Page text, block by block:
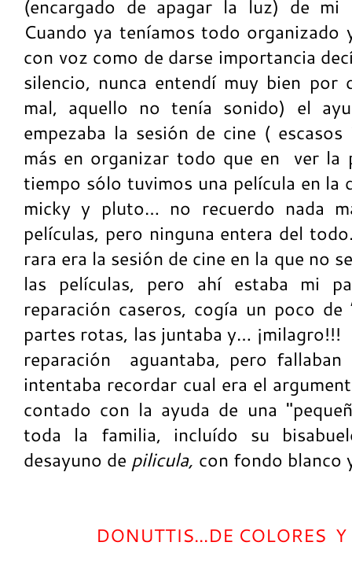
(encargado de apagar la luz) de mi
Cuando ya teníamos todo organizado
con voz como de darse importancia
silencio, nunca entendí muy bien por
mal, aquello no tenía sonido) el
empezaba la sesión de cine (
más en organizar todo que en ver la
tiempo sólo tuvimos una película en la
micky y pluto… no recuerdo nada
películas, pero ninguna entera del
rara era la sesión de cine en la que no
las películas, pero ahí estaba mi
reparación caseros, cogía un poco
partes rotas, las juntaba y… ¡milagro!!!
reparación aguantaba, pero
intentaba recordar cual era el
contado con la ayuda de una
toda la familia, incluído su
desayuno de pilicula, con fondo blanco
DONUTTIS...DE COLORES